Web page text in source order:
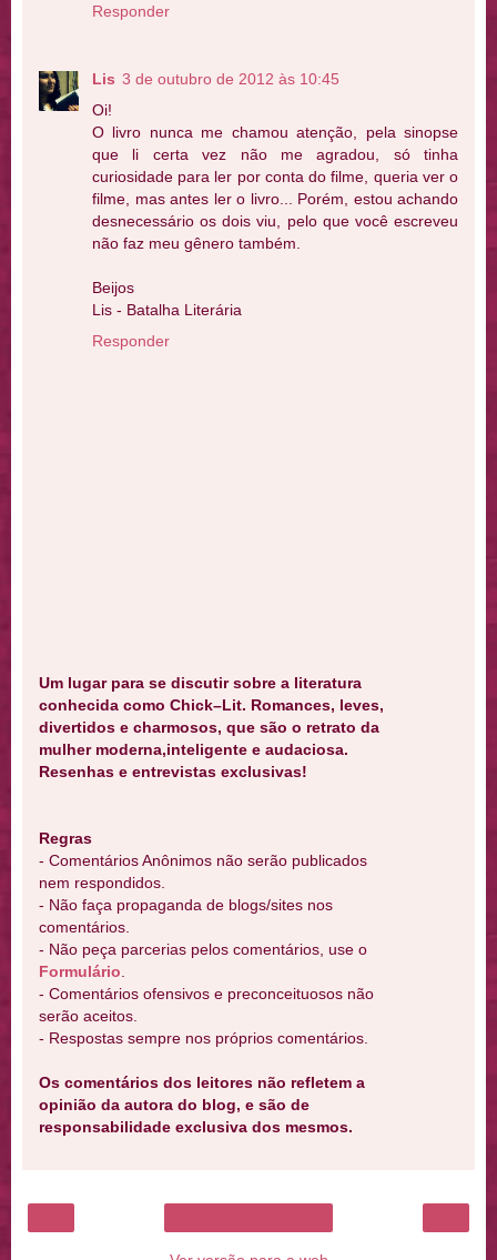
Responder
Lis 3 de outubro de 2012 às 10:45
Oi!
O livro nunca me chamou atenção, pela sinopse
que li certa vez não me agradou, só tinha
curiosidade para ler por conta do filme, queria ver o
filme, mas antes ler o livro... Porém, estou achando
desnecessário os dois viu, pelo que você escreveu
não faz meu gênero também.
Beijos
Lis - Batalha Literária
Responder
Um lugar para se discutir sobre a literatura
conhecida como Chick–Lit. Romances, leves,
divertidos e charmosos, que são o retrato da
mulher moderna,inteligente e audaciosa.
Resenhas e entrevistas exclusivas!
Regras
- Comentários Anônimos não serão publicados
nem respondidos.
- Não faça propaganda de blogs/sites nos
comentários.
- Não peça parcerias pelos comentários, use o
Formulário
- Comentários ofensivos e preconceituosos não
serão aceitos.
- Respostas sempre nos próprios comentários.
Os comentários dos leitores não refletem a
opinião da autora do blog, e são de
responsabilidade exclusiva dos mesmos.